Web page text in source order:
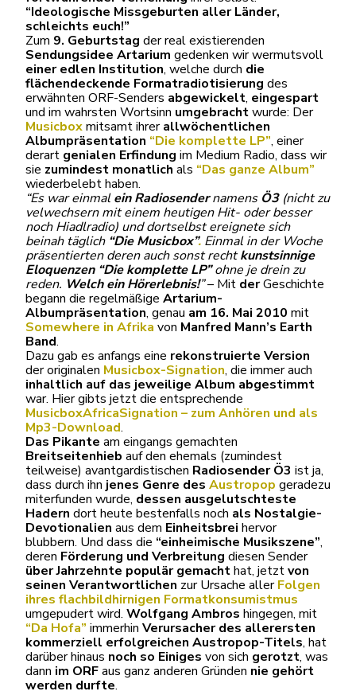
“Ideologische Missgeburten aller Länder,
schleichts euch!”
Zum 9. Geburtstag der real existierenden
Sendungsidee Artarium gedenken wir wermutsvoll
einer edlen Institution, welche durch die
flächendeckende Formatradiotisierung des
erwähnten ORF-Senders abgewickelt, eingespart
und im wahrsten Wortsinn umgebrachtwurde: Der
Musicboxmitsamt ihrerallwöchentlichen
Albumpräsentation “Die komplette LP”, einer
derart genialen Erfindung im Medium Radio, dass wir
sie zumindest monatlich als “Das ganze Album”
wiederbelebt haben.
“Es war einmalein Radiosendernamens Ö3(nicht zu
velwechsern mit einem heutigen Hit- oder besser
noch Hiadlradio) und dortselbst ereignete sich
beinah täglich “Die Musicbox”. Einmal in der Woche
präsentierten deren auch sonst rechtkunstsinnige
Eloquenzen “Die komplette LP”ohne je drein zu
reden. Welch ein Hörerlebnis!”– Mit derGeschichte
begann die regelmäßige Artarium-
Albumpräsentation, genau am 16. Mai 2010 mit
Somewhere in Afrika von Manfred Mann’s Earth
Band.
Dazu gab es anfangs eine rekonstruierte Version
der originalen Musicbox-Signation, die immer auch
inhaltlich auf das jeweilige Album abgestimmt
war. Hier gibts jetzt die entsprechende
MusicboxAfricaSignation – zum Anhören und als
Mp3-Download.
Das Pikante am eingangs gemachten
Breitseitenhieb auf den ehemals (zumindest
teilweise) avantgardistischen Radiosender Ö3 ist ja,
dass durch ihn jenes Genre des Austropop geradezu
miterfunden wurde, dessen ausgelutschteste
Hadern dort heute bestenfalls noch als Nostalgie-
Devotionalien aus dem Einheitsbrei hervor
blubbern. Und dass die “einheimische Musikszene”,
deren Förderung und Verbreitung diesen Sender
über Jahrzehnte populär gemachthat, jetztvon
seinen Verantwortlichen zur Ursache aller Folgen
ihres flachbildhirnigen Formatkonsumistmus
umgepudert wird. Wolfgang Ambros hingegen, mit
“Da Hofa” immerhin Verursacher des allerersten
kommerziell erfolgreichen Austropop-Titels, hat
darüber hinaus noch so Einiges von sich gerotzt, was
dann im ORFaus ganz anderen Gründen nie gehört
werden durfte.